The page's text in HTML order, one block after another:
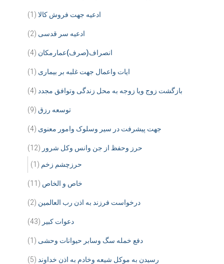
ادعیه جهت فروش کالا (1)
ادعیه سر قدسی (2)
انصراف(صرف)عمارمکان (4)
ایات واعمال جهت غلبه بر بیماری (1)
بازگشت زوج ویا زوجه به محل زندگی وتوافق مجدد (4)
توسعه رزق (9)
جهت پیشرفت در سیر وسلوک وامور معنوی (4)
حرز وحفظ از جن وانس وکل شرور (12)
حرزچشم زخم (1)
خاص و الخاص (11)
درخواست فرزند به اذن رب العالمین (2)
دعوات کبیر (43)
دفع خمله سگ وسابر حیوانات وحشی (1)
رسیدن به موکل شیعه وخادم به اذن خداوند (5)